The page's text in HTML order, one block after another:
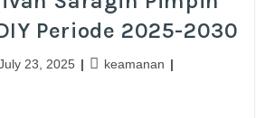
Periode 2025-2030
23, 2025
keamanan